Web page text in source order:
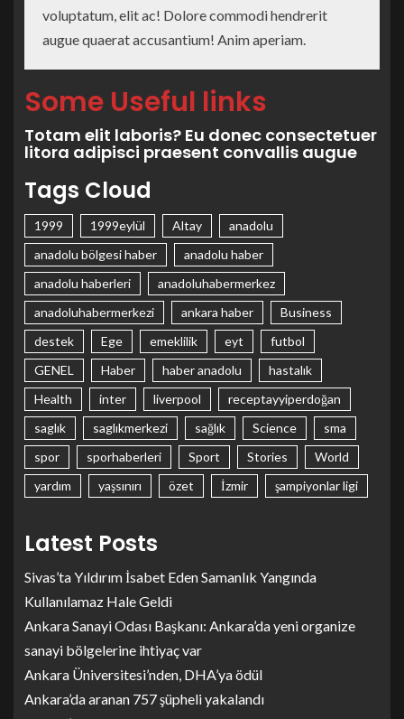
voluptatum, elit ac! Dolore commodi hendrerit
augue quaerat accusantium! Anim aperiam.
Some Useful links
Totam elit laboris? Eu donec consectetuer
litora adipisci praesent convallis augue
Tags Cloud
1999 1999eylül Altay
anadolu
anadolu bölgesi haber
anadolu haber
anadolu haberleri
anadoluhabermerkez
anadoluhabermerkezi
ankara haber
Business
destek
Ege emeklilik eyt
futbol
GENEL
Haber haber anadolu
hastalık
Health
inter liverpool
receptayyiperdoğan
saglık
saglıkmerkezi sağlık Science
sma
spor
sporhaberleri Sport Stories
World
yardım
yaşsınırı özet İzmir şampiyonlar ligi
Latest Posts
Sivas’ta Yıldırım İsabet Eden Samanlık Yangında
Kullanılamaz Hale Geldi
Ankara Sanayi Odası Başkanı: Ankara’da yeni organize
sanayi bölgelerine ihtiyaç var
Ankara Üniversitesi’nden, DHA’ya ödül
Ankara’da aranan 757 şüpheli yakalandı